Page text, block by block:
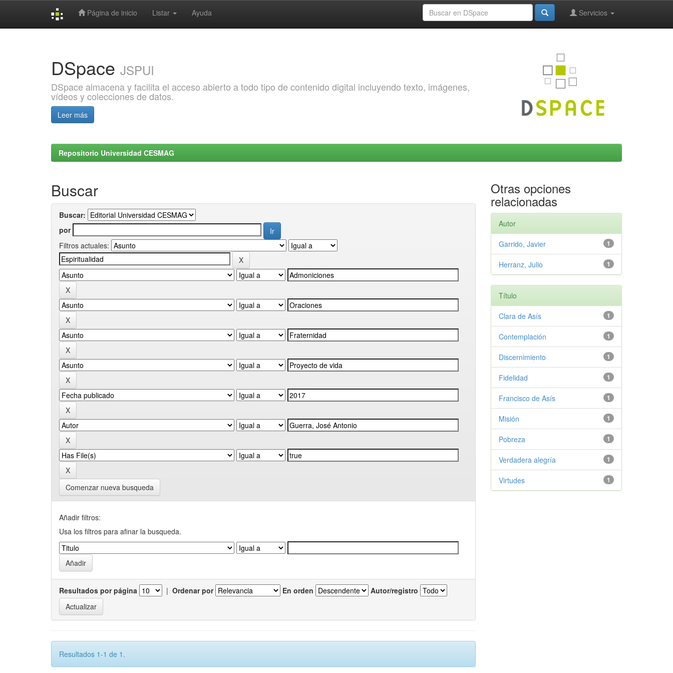
Página de inicio Listar Ayuda Servicios
DSpace JSPUI
DSpace almacena y facilita el acceso abierto a todo tipo de contenido digital incluyendo texto, imágenes,
vídeos y colecciones de datos.
Leer más
Repositorio Universidad CESMAG
Buscar
Buscar:
por
Filtros actuales:
Comenzar nueva busqueda
Añadir filtros:
Usa los filtros para afinar la busqueda.
Resultados por página | Ordenar por En orden Autor/registro
Resultados 1-1 de 1.
Otras opciones
relacionadas
Autor
1
Garrido, Javier
1
Herranz, Julio
Título
1
Clara de Asís
1
Contemplación
1
Discernimiento
1
Fidelidad
1
Francisco de Asís
1
Misión
1
Pobreza
1
Verdadera alegría
1
Virtudes